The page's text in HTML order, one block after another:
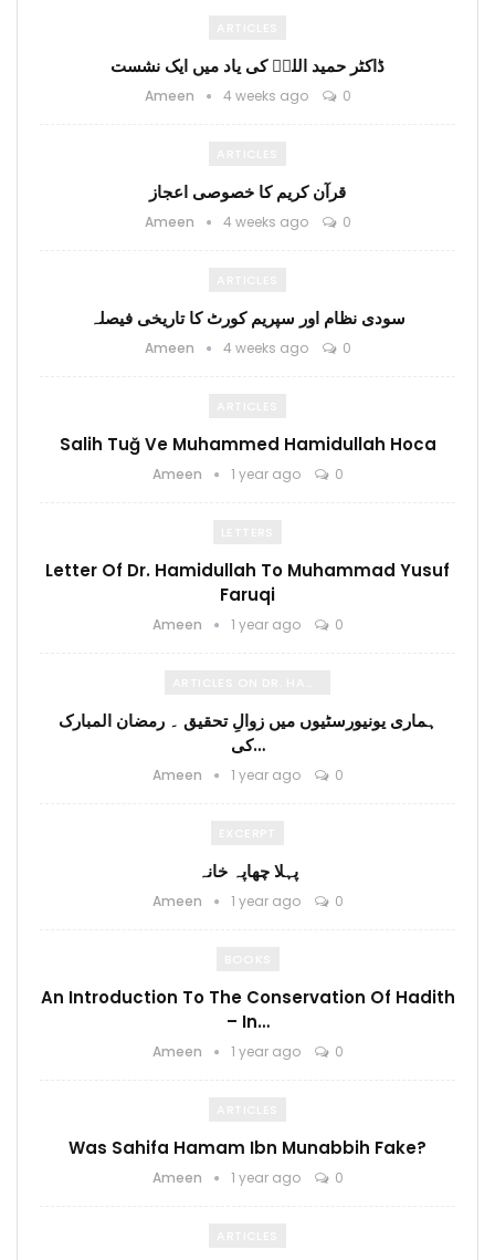
ڈاکٹر حمید اللہؒ کی یاد میں ایک نشست
Ameen 4 weeks ago 0
قرآن کریم کا خصوصی اعجاز
Ameen 4 weeks ago 0
سودی نظام اور سپریم کورٹ کا تاریخی فیصلہ
Ameen 4 weeks ago 0
Salih Tuğ Ve Muhammed Hamidullah Hoca
Ameen 1 year ago 0
Letter Of Dr. Hamidullah To Muhammad Yusuf
Faruqi
Ameen 1 year ago 0
ہماری یونیورسٹیوں میں زوالِ تحقیق ۔ رمضان المبارک
کی…
Ameen 1 year ago 0
پہلا چھاپہ خانہ
Ameen 1 year ago 0
An Introduction To The Conservation Of Hadith
– In…
Ameen 1 year ago 0
Was Sahifa Hamam Ibn Munabbih Fake?
Ameen 1 year ago 0